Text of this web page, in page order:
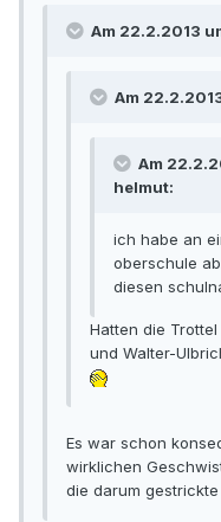
Am 22.2.2013
Am
Am
helmut:
ich habe an
oberschule
diesen
Hatten die
und Walter-
Es war schon
wirklichen
die darum